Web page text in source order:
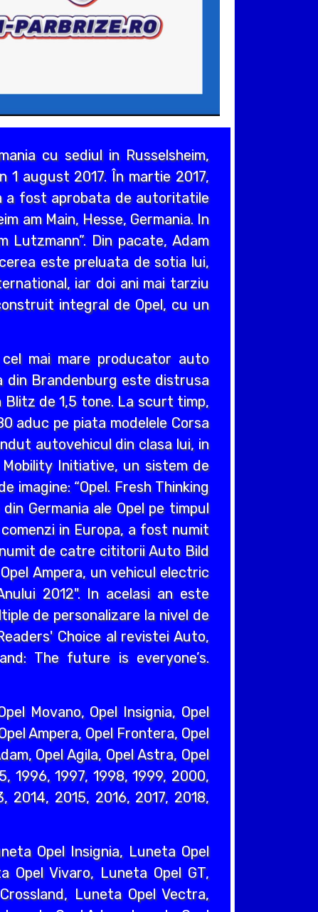
cu sediul in Russelsheim,
1 august 2017. În martie 2017,
a fost aprobata de autoritatile
am Main, Hesse, Germania. In
Lutzmann”. Din pacate, Adam
este preluata de sotia lui,
iar doi ani mai tarziu
integral de Opel, cu un
mai mare producator auto
din Brandenburg este distrusa
de 1,5 tone. La scurt timp,
aduc pe piata modelele Corsa
autovehicul din clasa lui, in
Mobility Initiative, un sistem de
imagine: “Opel. Fresh Thinking
Germania ale Opel pe timpul
in Europa, a fost numit
de catre cititorii Auto Bild
Ampera, un vehicul electric
2012". In acelasi an este
de personalizare la nivel de
Choice al revistei Auto,
The future is everyone’s.
Movano, Opel Insignia, Opel
Ampera, Opel Frontera, Opel
Opel Agila, Opel Astra, Opel
1996, 1997, 1998, 1999, 2000,
2015, 2016, 2017, 2018,
Opel Insignia, Luneta Opel
Opel Vivaro, Luneta Opel GT,
Luneta Opel Vectra,